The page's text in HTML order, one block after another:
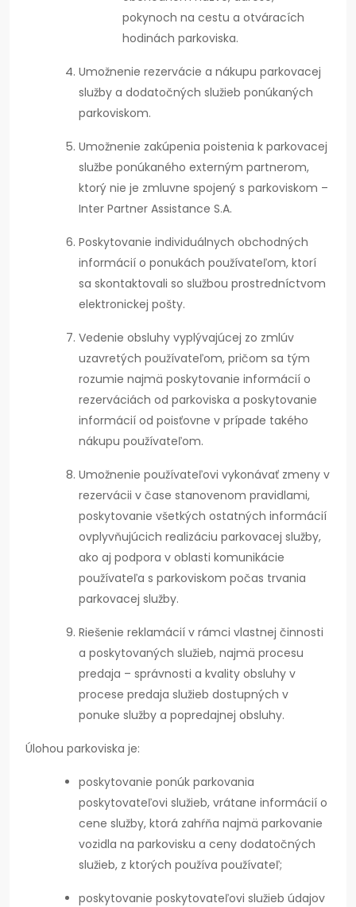
pokynoch na cestu a otváracích
hodinách parkoviska.
Umožnenie rezervácie a nákupu parkovacej
služby a dodatočných služieb ponúkaných
parkoviskom.
Umožnenie zakúpenia poistenia k parkovacej
službe ponúkaného externým partnerom,
ktorý nie je zmluvne spojený s parkoviskom –
Inter Partner Assistance S.A.
Poskytovanie individuálnych obchodných
informácií o ponukách používateľom, ktorí
sa skontaktovali so službou prostredníctvom
elektronickej pošty.
Vedenie obsluhy vyplývajúcej zo zmlúv
uzavretých používateľom, pričom sa tým
rozumie najmä poskytovanie informácií o
rezerváciách od parkoviska a poskytovanie
informácií od poisťovne v prípade takého
nákupu používateľom.
Umožnenie používateľovi vykonávať zmeny v
rezervácii v čase stanovenom pravidlami,
poskytovanie všetkých ostatných informácií
ovplyvňujúcich realizáciu parkovacej služby,
ako aj podpora v oblasti komunikácie
používateľa s parkoviskom počas trvania
parkovacej služby.
Riešenie reklamácií v rámci vlastnej činnosti
a poskytovaných služieb, najmä procesu
predaja – správnosti a kvality obsluhy v
procese predaja služieb dostupných v
ponuke služby a popredajnej obsluhy.
Úlohou parkoviska je:
poskytovanie ponúk parkovania
poskytovateľovi služieb, vrátane informácií o
cene služby, ktorá zahŕňa najmä parkovanie
vozidla na parkovisku a ceny dodatočných
služieb, z ktorých používa používateľ;
poskytovanie poskytovateľovi služieb údajov